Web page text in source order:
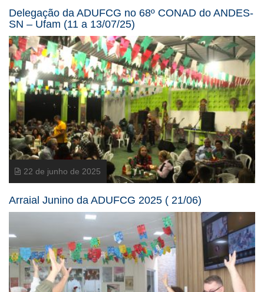
Delegação da ADUFCG no 68º CONAD do ANDES-
SN – Ufam (11 a 13/07/25)
22 de junho de 2025
Arraial Junino da ADUFCG 2025 ( 21/06)